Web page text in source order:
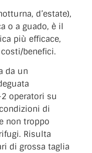
d’estate),
o a guado, è il
più efficace,
benefici.
da un
operatori su
di
non troppo
Risulta
di grossa taglia